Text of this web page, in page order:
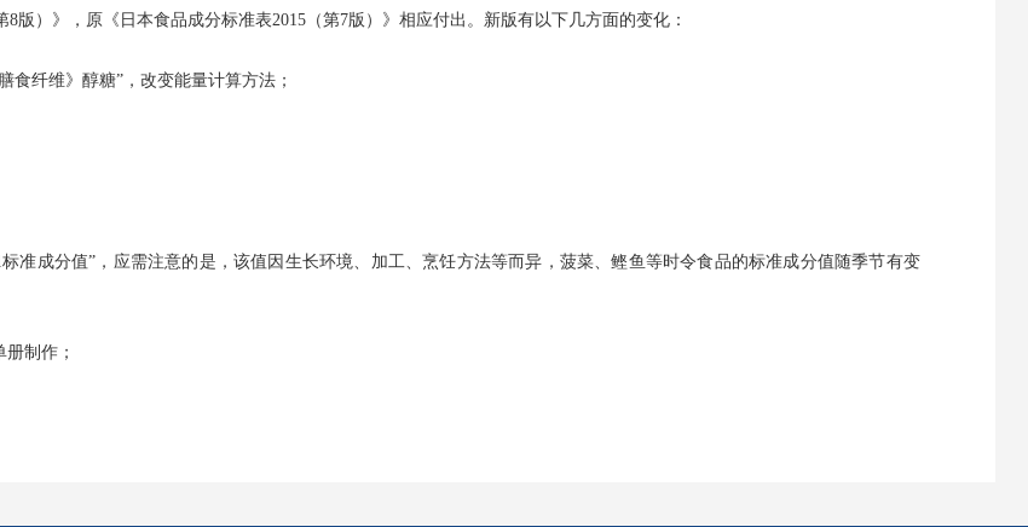
8版）》，原《日本食品成分标准表2015（第7版）》相应付出。新版有以下几方面的变化：
纤维》醇糖”，改变能量计算方法；
成分值”，应需注意的是，该值因生长环境、加工、烹饪方法等而异，菠菜、鲣鱼等时令食品的标准成分值随季节有变
制作；